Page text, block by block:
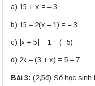
a) 15 + x = – 3
b) 15 – 2(x – 1) = – 3
c) |x + 5| = 1 – (- 5)
d) 2x – (3 + x) = 5 – 7
Bài 3: (2,5đ) Số học sinh